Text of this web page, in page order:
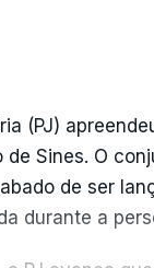
(PJ)
Sines. O
de ser
durante a